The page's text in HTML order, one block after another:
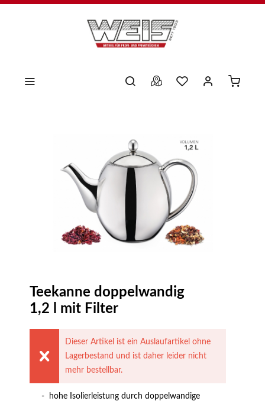
Teekanne doppelwandig
1,2 l mit Filter
Dieser Artikel ist ein Auslaufartikel ohne
Lagerbestand und ist daher leider nicht
mehr bestellbar.
- hohe Isolierleistung durch doppelwandige